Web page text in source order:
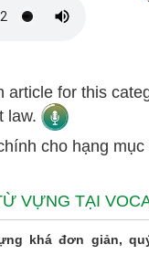
article for this
law.
cho hạng
VỰNG TẠI
khá đơn giản,